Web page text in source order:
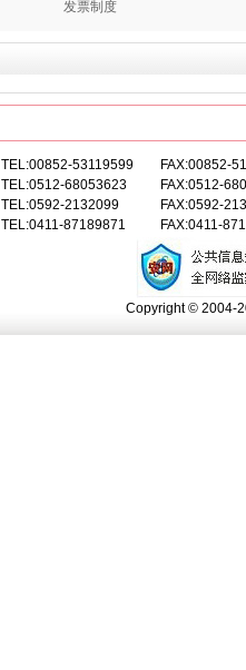
发票制度
TEL:00852-53119599
TEL:0512-68053623
TEL:0592-2132099
TEL:0411-87189871
FAX:00852-
FAX:0512-
FAX:0592-
FAX:0411-
Copyright © 2004-